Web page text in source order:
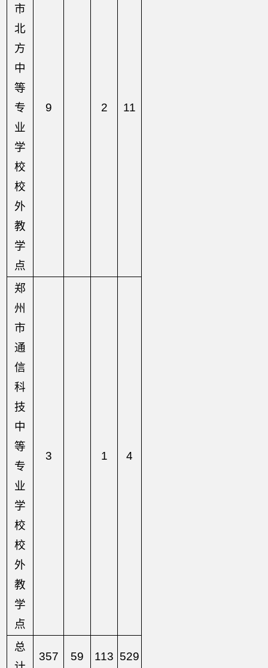
市
北
方
中
等
专
业
学
校
校
外
教
学
点
9 2 11
郑
州
市
通
信
科
技
中
等
专
业
学
校
校
外
教
学
点
3 1 4
总
357 59 113 529